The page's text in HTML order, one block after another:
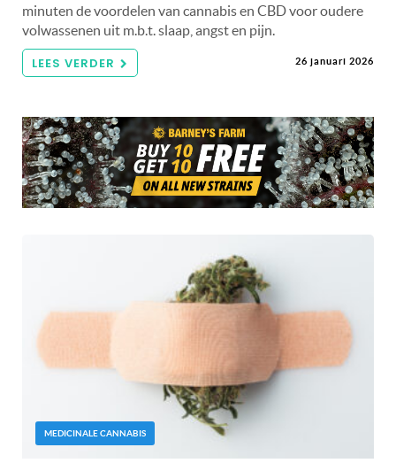
minuten de voordelen van cannabis en CBD voor oudere
volwassenen uit m.b.t. slaap, angst en pijn.
LEES VERDER 26 januari 2026
MEDICINALE CANNABIS